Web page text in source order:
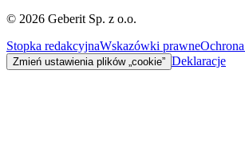
© 2026 Geberit Sp. z o.o.
Stopka redakcyjnaWskazówki prawne
Zmień ustawienia plików „cookie” Deklaracje